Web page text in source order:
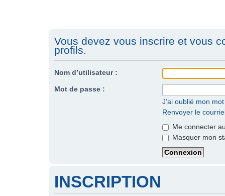
Vous devez vous inscrire et vous
profils.
Nom d’utilisateur :
Mot de passe :
J’ai oublié mon
Renvoyer le
Me connecter
Masquer mon
INSCRIPTION